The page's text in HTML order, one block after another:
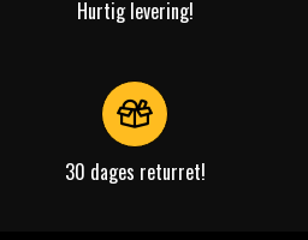
Læs om betydningen af
Hurtig levering!
30 dages returret!